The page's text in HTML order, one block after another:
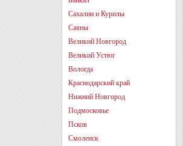
Сахалин и Курилы
Саяны
Великий Новгород
Великий Устюг
Вологда
Краснодарский край
Нижний Новгород
Подмосковье
Псков
Смоленск